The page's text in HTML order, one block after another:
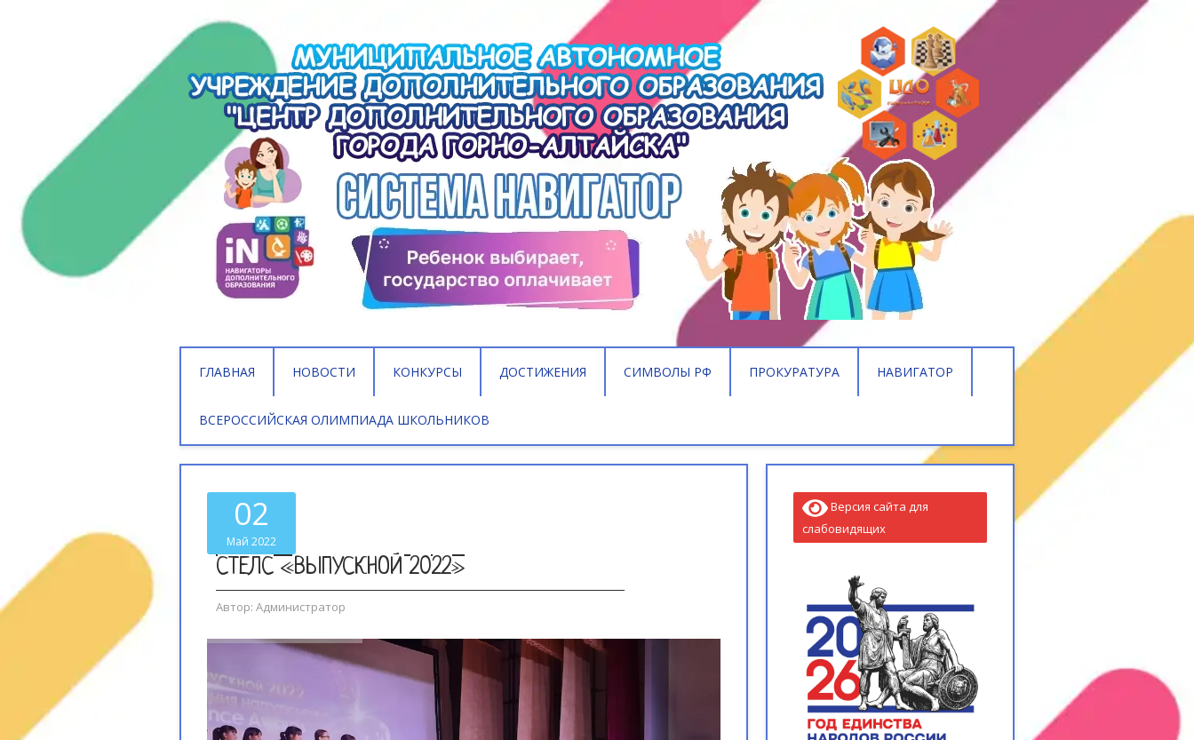
ГЛАВНАЯ НОВОСТИ КОНКУРСЫ ДОСТИЖЕНИЯ СИМВОЛЫ РФ ПРОКУРАТУРА НАВИГАТОР
ВСЕРОССИЙСКАЯ ОЛИМПИАДА ШКОЛЬНИКОВ
02
Май 2022
СТЕЛС «ВЫПУСКНОЙ 2022»
Автор: Администратор
Версия сайта для
слабовидящих